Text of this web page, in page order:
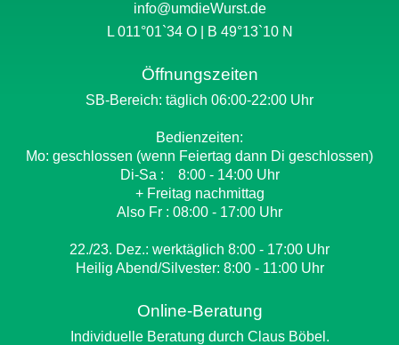
info@umdieWurst.de
L 011°01`34 O | B 49°13`10 N
Öffnungszeiten
SB-Bereich: täglich 06:00-22:00 Uhr
Bedienzeiten:
Mo: geschlossen (wenn Feiertag dann Di geschlossen)
Di-Sa : 8:00 - 14:00 Uhr
+ Freitag nachmittag
Also Fr : 08:00 - 17:00 Uhr
22./23. Dez.: werktäglich 8:00 - 17:00 Uhr
Heilig Abend/Silvester: 8:00 - 11:00 Uhr
Online-Beratung
Individuelle Beratung durch Claus Böbel.